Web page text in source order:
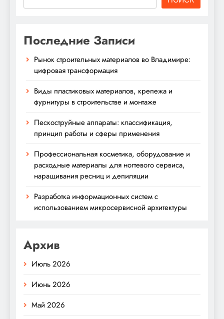
Последние Записи
Рынок строительных материалов во Владимире:
цифровая трансформация
Виды пластиковых материалов, крепежа и
фурнитуры в строительстве и монтаже
Пескоструйные аппараты: классификация,
принцип работы и сферы применения
Профессиональная косметика, оборудование и
расходные материалы для ногтевого сервиса,
наращивания ресниц и депиляции
Разработка информационных систем с
использованием микросервисной архитектуры
Архив
Июль 2026
Июнь 2026
Май 2026